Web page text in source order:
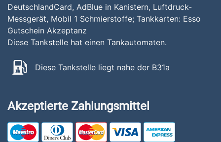
DeutschlandCard, AdBlue in Kanistern, Luftdruck-
Messgerät, Mobil 1 Schmierstoffe; Tankkarten: Esso
Gutschein Akzeptanz
Diese Tankstelle hat einen Tankautomaten.
Diese Tankstelle liegt nahe der B31a
Akzeptierte Zahlungsmittel